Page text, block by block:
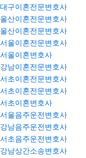
대구이혼전문변호사
울산이혼전문변호사
울산이혼전문변호사
서울이혼전문변호사
서울이혼변호사
강남이혼전문변호사
서초이혼전문변호사
서초이혼전문변호사
서초이혼변호사
서울음주운전변호사
강남음주운전변호사
서초음주운전변호사
강남상간소송변호사